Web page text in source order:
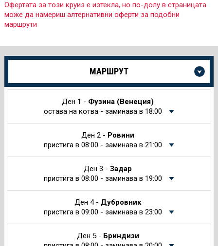
Офертата за този круиз е изтекла, но по-долу в страницата
може да намериш алтернативни оферти за подобни
маршрути
Още
за
МАРШРУТ
Ден 1 - Фузина (Венеция)
остава на котва - заминава в 18:00
Ден 2 - Ровини
пристига в 08:00 - заминава в 21:00
Ден 3 -Задар
пристига в 08:00 - заминава в 19:00
Ден 4 - Дубровник
пристига в 09:00 - заминава в 23:00
Ден 5 - Бриндизи